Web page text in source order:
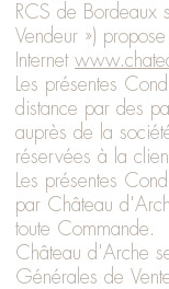
RCS de
Vendeur »)
Internet
Les présentes
distance par des
auprès de la
réservées à la
Les présentes
par Château
toute Commande.
Château d'Arche
Générales de